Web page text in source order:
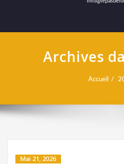
Archives
Accueil
Mai 21, 2026